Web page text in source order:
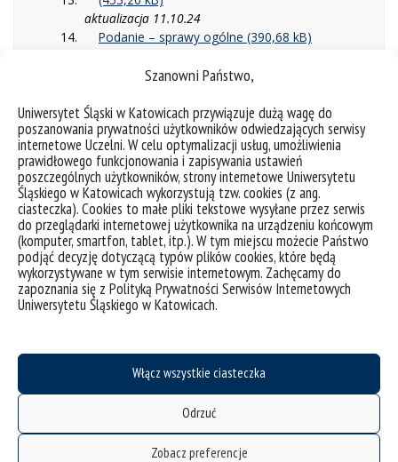
Szanowni Państwo,
Uniwersytet Śląski w Katowicach przywiązuje dużą wagę do
poszanowania prywatności użytkowników odwiedzających serwisy
internetowe Uczelni. W celu optymalizacji usług, umożliwienia
prawidłowego funkcjonowania i zapisywania ustawień
poszczególnych użytkowników, strony internetowe Uniwersytetu
Śląskiego w Katowicach wykorzystują tzw. cookies (z ang.
ciasteczka). Cookies to małe pliki tekstowe wysyłane przez serwis
do przeglądarki internetowej użytkownika na urządzeniu końcowym
(komputer, smartfon, tablet, itp.). W tym miejscu możecie Państwo
podjąć decyzję dotyczącą typów plików cookies, które będą
wykorzystywane w tym serwisie internetowym. Zachęcamy do
zapoznania się z Polityką Prywatności Serwisów Internetowych
Uniwersytetu Śląskiego w Katowicach.
Włącz wszystkie ciasteczka
Odrzuć
Zobacz preferencje
aktualizacja 11.10.24
Podanie – sprawy ogólne
PTE – przywrócenie terminu egzaminu
aktualizacja 11.10.24
Przeniesienie (studia stacjonarne i
niestacjonarne)
aktualizacja 11.10.24
Przeniesienie na inny kierunek
dodane 11.10.21
Rezygnacja ze studiów
dodane
11.10.21
Zmiana danych osobowych
dodane 11.10.21
Zgoda na uznanie ocen zdobytych na innej
uczelni